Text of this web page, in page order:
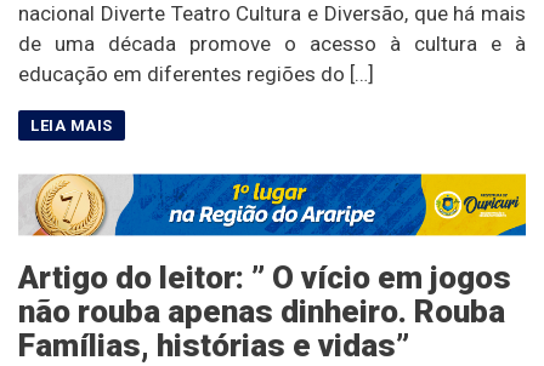
nacional Diverte Teatro Cultura e Diversão, que há mais
de uma década promove o acesso à cultura e à
educação em diferentes regiões do […]
Artigo do leitor: ” O vício em jogos
não rouba apenas dinheiro. Rouba
Famílias, histórias e vidas”